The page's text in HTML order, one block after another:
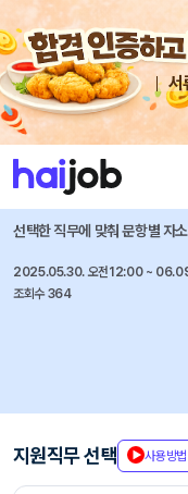
서
채용공고 자소서 자유항목 자
한양증권 즐겨찾기
Business Research
선택한 직무에 맞춰 문항별 자
2025.05.30. 오전12:00 ~
조회수 364
지원직무 선택 사용방법